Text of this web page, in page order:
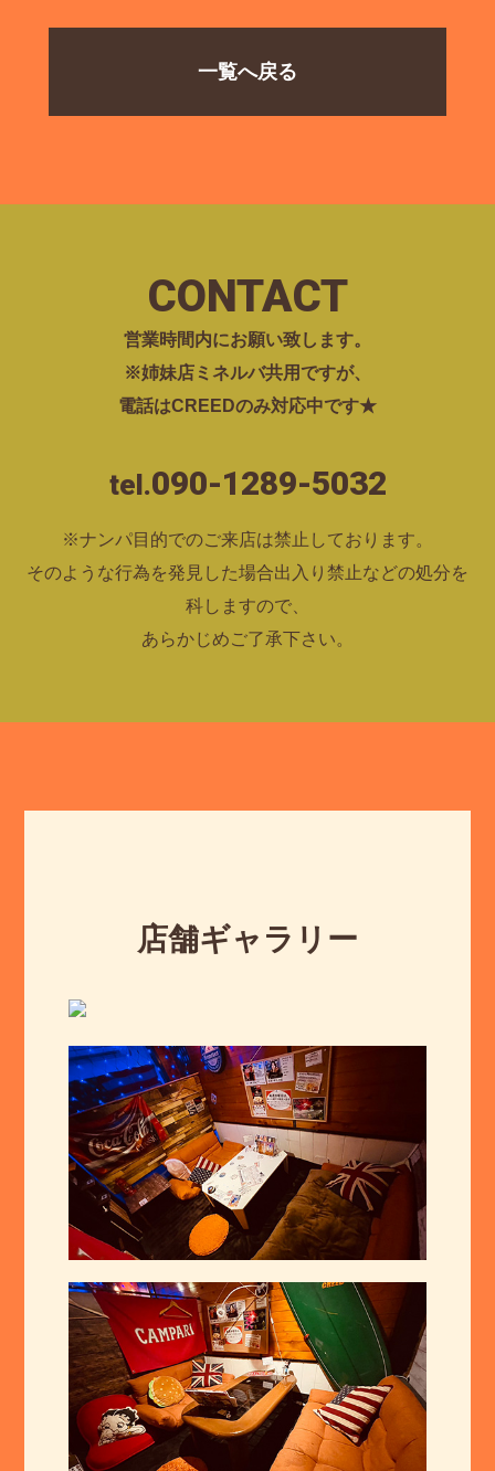
一覧へ戻る
CONTACT
営業時間内にお願い致します。
※姉妹店ミネルバ共用ですが、
電話はCREEDのみ対応中です★
tel.090-1289-5032
※ナンパ目的でのご来店は禁止しております。
そのような行為を発見した場合出入り禁止などの処分を
科しますので、
あらかじめご了承下さい。
店舗ギャラリー